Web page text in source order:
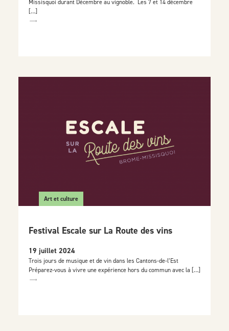
Missisquoi durant Décembre au vignoble. Les 7 et 14 décembre
[…]
Art et culture
Festival Escale sur La Route des vins
19 juillet 2024
Trois jours de musique et de vin dans les Cantons-de-l’Est
Préparez-vous à vivre une expérience hors du commun avec la […]